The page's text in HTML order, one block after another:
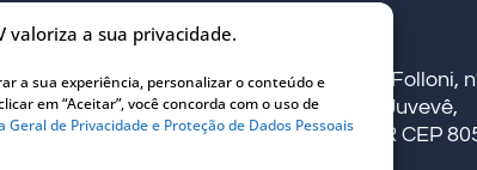
valoriza a sua privacidade.
a sua experiência, personalizar o conteúdo e
em “Aceitar”, você concorda com o uso de
Geral de Privacidade e Proteção de Dados Pessoais
Endereço
Rua Alberto Folloni,
541, Térreo, Juvevê,
Curitiba – PR CEP